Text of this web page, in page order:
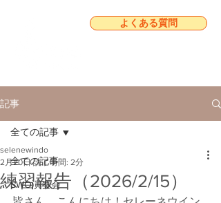
よくある質問
記事
全ての記事
SWO演奏会
全ての記事
練習報告（2026/2/15）
selenewindo
2月20日 読了時間: 2分